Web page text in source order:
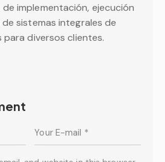
implementación, ejecución
sistemas integrales de
diversos clientes.